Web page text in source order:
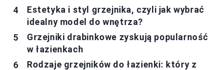
Estetyka i styl grzejnika, czyli jak wybrać
idealny model do wnętrza?
Grzejniki drabinkowe zyskują popularność
w łazienkach
Rodzaje grzejników do łazienki: który z